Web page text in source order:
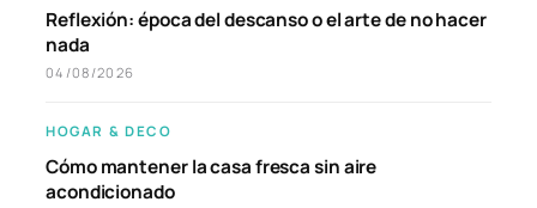
Reflexión: época del descanso o el arte de no hacer
nada
04/08/2026
HOGAR & DECO
Cómo mantener la casa fresca sin aire
acondicionado